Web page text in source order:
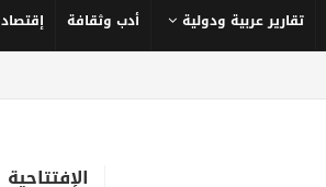
تقارير عربية ودولية أدب وثقافة إقتصاد
الإفتتاحية